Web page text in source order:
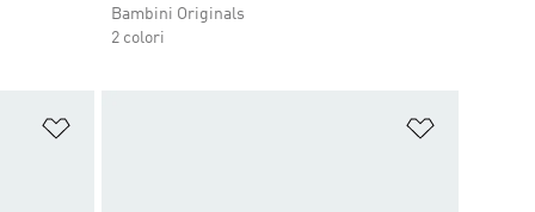
Bambini Originals
2 colori